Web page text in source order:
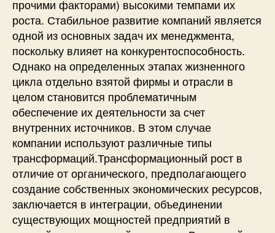
прочими факторами) высокими темпами их
роста. Стабильное развитие компаний является
одной из основных задач их менеджмента,
поскольку влияет на конкурентоспособность.
Однако на определенных этапах жизненного
цикла отдельно взятой фирмы и отрасли в
целом становится проблематичным
обеспечение их деятельности за счет
внутренних источников. В этом случае
компании используют различные типы
трансформаций.Трансформационный рост в
отличие от органического, предполагающего
создание собственных экономических ресурсов,
заключается в интеграции, объединении
существующих мощностей предприятий в